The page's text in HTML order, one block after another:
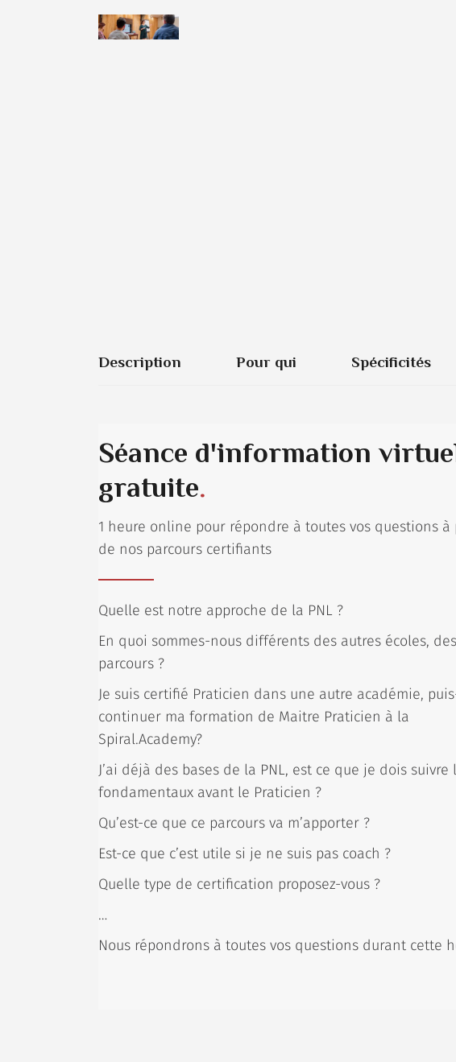
Description Pour qui Spécificités
Séance d'information
gratuite.
1 heure online pour répondre à toutes vos questions à
de nos parcours certifiants
Quelle est notre approche de la PNL ?
En quoi sommes-nous différents des autres écoles,
parcours ?
Je suis certifié Praticien dans une autre académie,
continuer ma formation de Maitre Praticien à la
Spiral.Academy?
J’ai déjà des bases de la PNL, est ce que je dois suivre
fondamentaux avant le Praticien ?
Qu’est-ce que ce parcours va m’apporter ?
Est-ce que c’est utile si je ne suis pas coach ?
Quelle type de certification proposez-vous ?
…
Nous répondrons à toutes vos questions durant cette